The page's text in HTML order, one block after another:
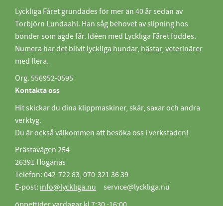
Lyckliga Fåret grundades för mer än 40 år sedan av
Torbjörn Lundaahl. Han såg behovet av slipning hos
bönder som ägde får. Idéen med Lyckliga Fåret föddes.
Numera har det blivit lyckliga hundar, hästar, veterinärer
med flera.
Org. 556952-0595
Kontakta oss
Hit skickar du dina klippmaskiner, skär, saxar och andra
verktyg.
Du är också välkommen att besöka oss i verkstaden!
Prästavägen 254
26391 Höganäs
Telefon: 042-722 83, 070-321 36 39
E-post: info@lyckliga.nu service@lyckliga.nu